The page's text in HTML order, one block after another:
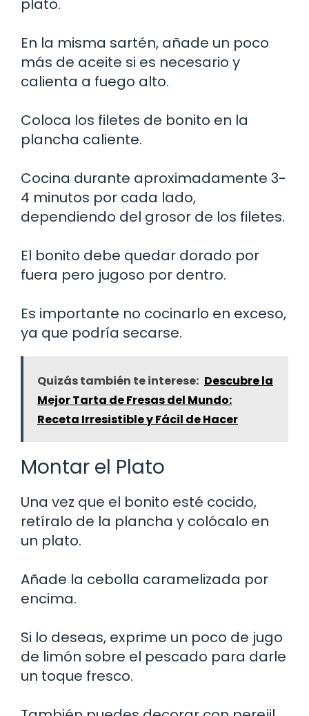
plato.
En la misma sartén, añade un poco
más de aceite si es necesario y
calienta a fuego alto.
Coloca los filetes de bonito en la
plancha caliente.
Cocina durante aproximadamente 3-
4 minutos por cada lado,
dependiendo del grosor de los filetes.
El bonito debe quedar dorado por
fuera pero jugoso por dentro.
Es importante no cocinarlo en exceso,
ya que podría secarse.
Quizás también te interese: Descubre la
Mejor Tarta de Fresas del Mundo:
Receta Irresistible y Fácil de Hacer
Montar el Plato
Una vez que el bonito esté cocido,
retíralo de la plancha y colócalo en
un plato.
Añade la cebolla caramelizada por
encima.
Si lo deseas, exprime un poco de jugo
de limón sobre el pescado para darle
un toque fresco.